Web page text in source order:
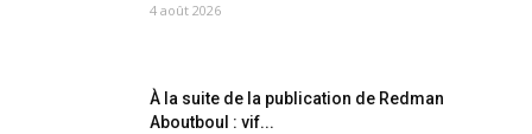
4 août 2026
À la suite de la publication de Redman
Aboutboul : vif...